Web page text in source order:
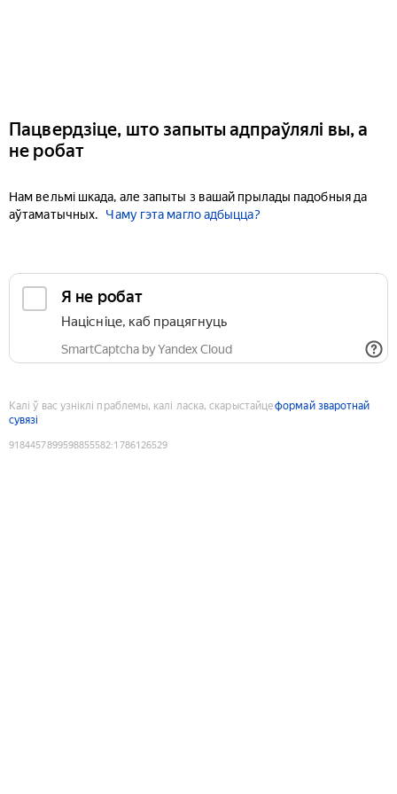
Пацвердзіце, што запыты адпраўлялі вы, а
не робат
Нам вельмі шкада, але запыты з вашай прылады падобныя да
аўтаматычных.
Чаму гэта магло адбыцца?
Я не робат
Націсніце, каб працягнуць
SmartCaptcha by Yandex Cloud
Калі ў вас узніклі праблемы, калі ласка, скарыстайцеформай зваротнай
сувязі
9184457899598855582:1786126529